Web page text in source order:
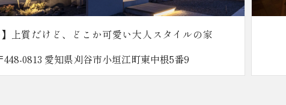
【知立】五感が安らぐゆとりの平屋
〒472-0034 愛知県知立市弘栄二丁目15番